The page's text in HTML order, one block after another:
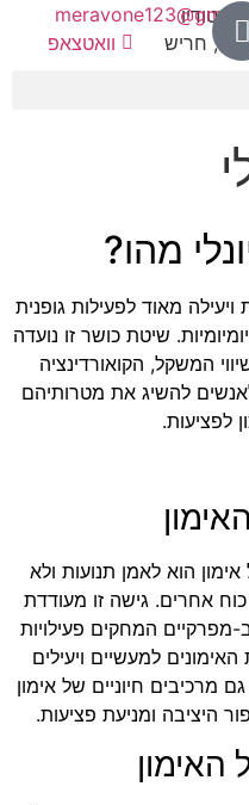
חריש וואטצאפ
מהו?
ויעילה מאוד לפעילות גופנית
שיטת כושר זו נועדה
המשקל, הקואורדינציה
להשיג את מטרותיהם
לפציעות.
הוא לאמן תנועות ולא
אחרים. גישה זו מעודדת
מפרקיים המחקים פעילויות
למעשיים ויעילים
מרכיבים חיוניים של אימון
היציבה ומניעת פציעות.
האימון